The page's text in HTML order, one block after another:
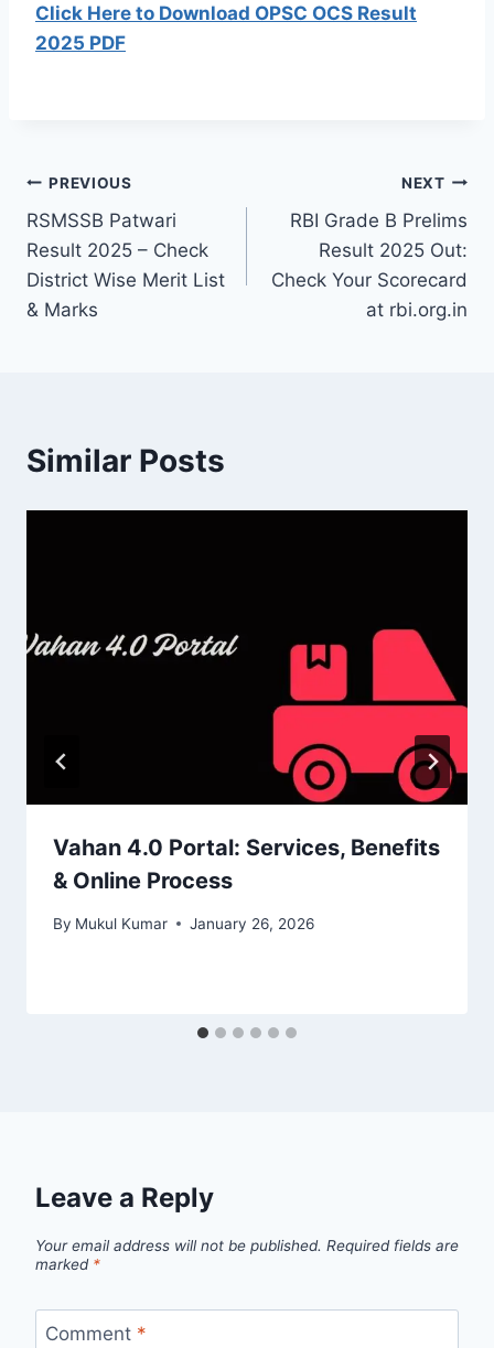
Click Here to Download OPSC OCS Result
2025 PDF
Post
navigation
PREVIOUS
RSMSSB Patwari
Result 2025 – Check
District Wise Merit List
& Marks
NEXT
RBI Grade B Prelims
Result 2025 Out:
Check Your Scorecard
at rbi.org.in
Similar Posts
Vahan 4.0 Portal: Services, Benefits
& Online Process
By Mukul Kumar January 26, 2026
Leave a Reply
Your email address will not be published. Required fields are
marked *
Comment *